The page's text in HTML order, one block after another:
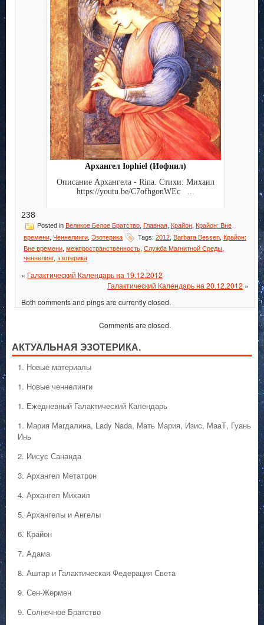
Архангел Iophiel (Иофиил)
Описание Архангела - Rina. Стихи: Михаил
https://youtu.be/C7ofhgonWEc ...
238
Posted in Великое Белое Братство Главная Крайон Крайон: Вне
времени Ченнелинги Эзотерика Tags: 2012 Barbara Bessen Крайон:
Вне времени межпространственность Служба Магнитной Среды
ченнелинг, эзотерика
« Галактический Календарь на 19.12.2012
Галактический Календарь на 20.12.2012 »
Both comments and pings are currently closed.
Comments are closed.
АКТУАЛЬНАЯ ЭЗОТЕРИКА.
1. Hовые материалы
1. Hовые ченнелинги
1. Ежедневный Галактический Календарь
1. Мария Магдалина, Lady Nada, Мать Мария, Изис, МааТ, Гуань
Инь
2. Иисус Сананда
3. Архангел Метатрон
4. Архангел Михаил
5. Архангелы и Ангелы
6. Крайон
7. Адама
8. Аштар и Галактическая Федерация Света
9. Сен-Жермен
9. Солнечное Братство